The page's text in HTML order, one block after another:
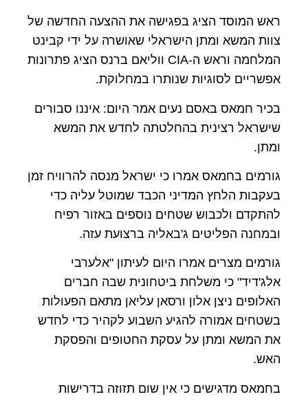
ראש המוסד הציג בפגישה את ההצעה החדשה של
צוות המשא ומתן הישראלי שאושרה על ידי קבינט
המלחמה וראש ה-CIA ווליאם ברנס הציג פתרונות
אפשריים לסוגיות שנותרו במחלוקת.
בכיר חמאס באסם נעים אמר היום: איננו סבורים
שישראל רצינית בהחלטתה לחדש את המשא
ומתן.
גורמים בחמאס אמרו כי ישראל מנסה להרוויח זמן
בעקבות הלחץ המדיני הכבד שמוטל עליה כדי
להתקדם ולכבוש שטחים נוספים באזור רפיח
ובמחנה הפליטים ג'באליה ברצועת עזה.
גורמים מצרים אמרו היום לעיתון "אלערבי
אלג'דיד" כי משלחת ביטחונית שבה חברים
האלופים ניצן אלון ורסאן עליאן מתאם הפעולות
בשטחים אמורה להגיע השבוע לקהיר כדי לחדש
את המשא ומתן על עסקת החטופים והפסקת
האש.
בחמאס מדגישים כי אין שום תזוזה בדרישות